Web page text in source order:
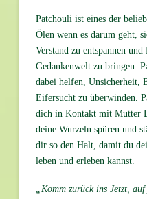
Patchouli ist eines der
Ölen wenn es darum geht,
Verstand zu entspannen
Gedankenwelt zu bringen.
dabei helfen, Unsicherheit,
Eifersucht zu überwinden.
dich in Kontakt mit Mutter
deine Wurzeln spüren und
dir so den Halt, damit du
leben und erleben kannst.
„Komm zurück ins Jetzt,